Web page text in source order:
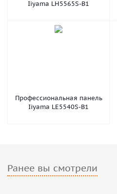
Iiyama LH5565S-B1
Профессиональная панель
Iiyama LE5540S-B1
Ранее вы смотрели